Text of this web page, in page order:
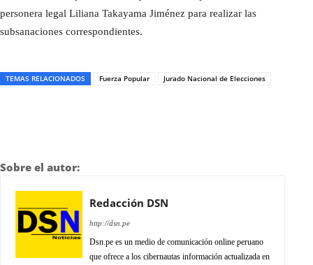
personera legal Liliana Takayama Jiménez para realizar las
subsanaciones correspondientes.
TEMAS RELACIONADOS Fuerza Popular Jurado Nacional de Elecciones
Sobre el autor:
Redacción DSN
http://dsn.pe
Dsn.pe es un medio de comunicación online peruano
que ofrece a los cibernautas información actualizada en